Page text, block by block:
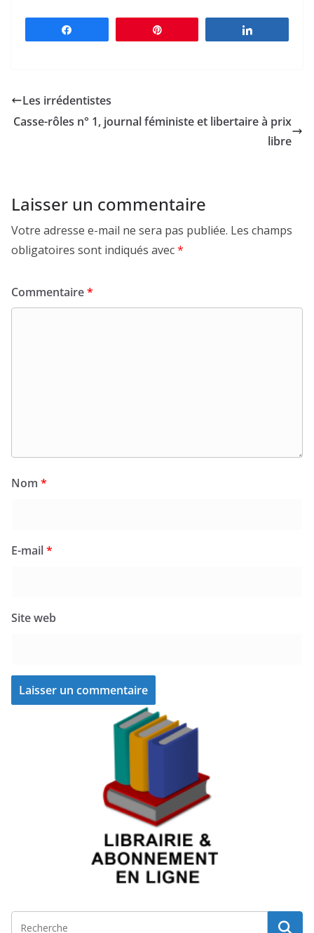
Les irrédentistes
Casse-rôles n° 1, journal féministe et libertaire à prix
libre
Laisser un commentaire
Votre adresse e-mail ne sera pas publiée. Les champs
obligatoires sont indiqués avec*
Commentaire*
Nom *
E-mail*
Site web